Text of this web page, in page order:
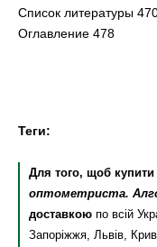
Список литературы
Оглавление 478
Теги:
Для того, щоб купити
оптометриста.
доставкою по всій
Запоріжжя, Львів,